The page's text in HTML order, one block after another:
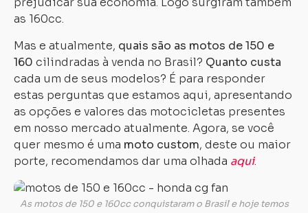
as 160cc.
Mas e atualmente, quais são as motos de 150 e
160 cilindradas à venda no Brasil? Quanto custa
cada um de seus modelos? É para responder
estas perguntas que estamos aqui, apresentando
as opções e valores das motocicletas presentes
em nosso mercado atualmente. Agora, se você
quer mesmo é uma moto custom, deste ou maior
porte, recomendamos dar uma olhada aqui.
As motos de 150 e 160cc conquistaram o Brasil e hoje temos